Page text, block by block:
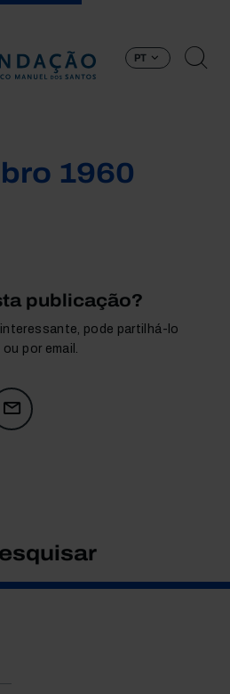
PT
1960
publicação?
pode partilhá-lo
por email.